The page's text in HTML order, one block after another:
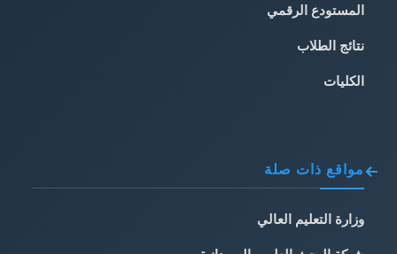
المستودع الرقمي
نتائج الطلاب
الكليات
مواقع ذات صلة
وزارة التعليم العالي